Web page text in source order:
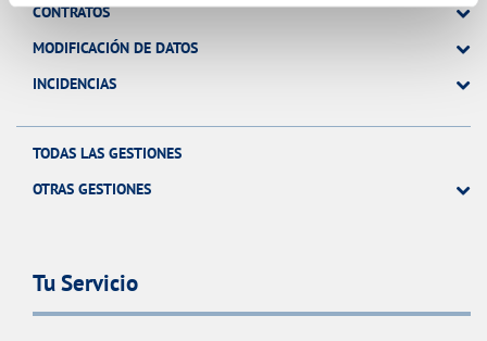
CONTRATOS
MODIFICACIÓN DE DATOS
INCIDENCIAS
TODAS LAS GESTIONES
OTRAS GESTIONES
Tu Servicio